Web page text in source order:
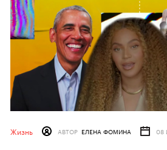
Жизнь АВТОР ЕЛЕНА ФОМИНА 08